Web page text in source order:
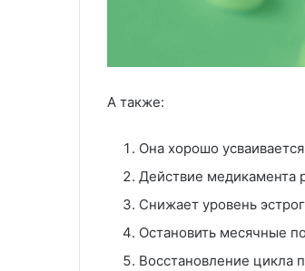
А также:
Она хорошо
Действие медикамента
Снижает уровень
Остановить месячные
Восстановление цикла